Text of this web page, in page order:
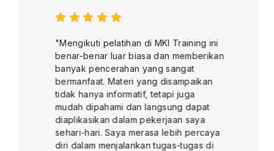
"Mengikuti pelatihan di MKI Training ini
benar-benar luar biasa dan memberikan
banyak pencerahan yang sangat
bermanfaat. Materi yang disampaikan
tidak hanya informatif, tetapi juga
mudah dipahami dan langsung dapat
diaplikasikan dalam pekerjaan saya
sehari-hari. Saya merasa lebih percaya
diri dalam menjalankan tugas-tugas di